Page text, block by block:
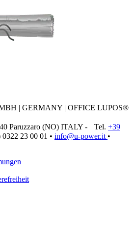
| GERMANY | OFFICE LUPOS®
Paruzzaro (NO) ITALY - Tel. +39
23 00 01 • info@u‑power.it •